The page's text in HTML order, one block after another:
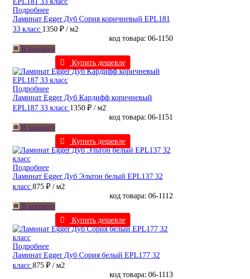
Подробнее
Ламинат Egger Дуб Сория коричневый EPL181
33 класс 1350 ₽ / м2
код товара: 06-1150
В корзину
Купить дешевле
Подробнее
Ламинат Egger Дуб Кардифф коричневый
EPL187 33 класс 1350 ₽ / м2
код товара: 06-1151
В корзину
Купить дешевле
Подробнее
Ламинат Egger Дуб Эльтон белый EPL137 32
класс 875 ₽ / м2
код товара: 06-1112
В корзину
Купить дешевле
Подробнее
Ламинат Egger Дуб Сория белый EPL177 32
класс 875 ₽ / м2
код товара: 06-1113